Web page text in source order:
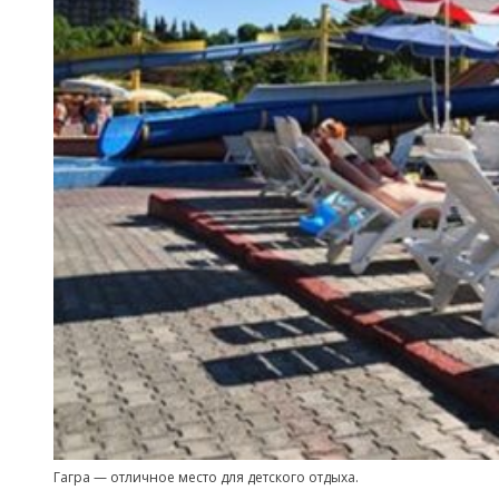
Гагра — отличное место для детского отдыха.